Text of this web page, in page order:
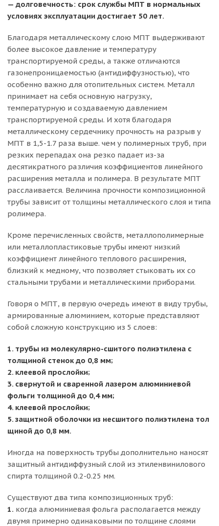
— долговечность: срок службы МПТ в нормальных
условиях эксплуатации достигает 50 лет.
Благодаря металлическому слою МПТ выдерживают
более высокое давление и температуру
транспортируемой среды, а также отличаются
газонепроницаемостью (антидиффузностью), что
особенно важно для отопительных систем. Металл
принимает на себя основную нагрузку,
температурную и создаваемую давлением
транспортируемой среды. И хотя благодаря
металлическому сердечнику прочность на разрыв у
МПТ в 1,5-1.7 раза выше. чем у полимерных труб, при
резких перепадах она резко падает из-за
десятикратного различия коэффициентов линейного
расширения металла и полимера. В результате МПТ
расслаивается. Величина прочности композиционной
трубы зависит от толщины металлического слоя и типа
ролимера.
Кроме перечисленных свойств, металлополимерные
или металлопластиковые трубы имеют низкий
коэффициент линейного теплового расширения,
близкий к медному, что позволяет стыковать их со
стальными трубами и металлическими приборами.
Говоря о МПТ, в первую очередь имеют в виду трубы,
армированные алюминием, которые представляют
собой сложную конструкцию из 5 слоев:
1. трубы из молекулярно-сшитого полиэтилена с
толщиной стенок до 0,8 мм;
2. клеевой прослойки;
3. свернутой и сваренной лазером алюминиевой
фольги толщиной до 0,4 мм;
4. клеевой прослойки;
5. защитной оболочки из несшитого полиэтилена тол
щиной до 0,8 мм.
Иногда на поверхность трубы дополнительно наносят
защитный антидиффузный слой из этиленвинилового
спирта толщиной 0.2-0.25 мм.
Существуют два типа композиционных труб:
1. когда алюминиевая фольга располагается между
двумя примерно одинаковыми по толщине слоями